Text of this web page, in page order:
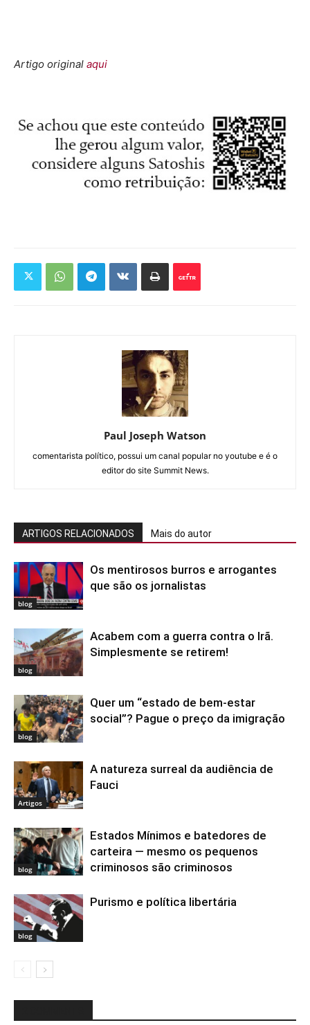
Artigo original aqui
Paul Joseph Watson
comentarista político, possui um canal popular no youtube e é o
editor do site Summit News.
ARTIGOS RELACIONADOS Mais do autor
blog
Os mentirosos burros e arrogantes
que são os jornalistas
blog
Acabem com a guerra contra o Irã.
Simplesmente se retirem!
blog
Quer um “estado de bem-estar
social”? Pague o preço da imigração
Artigos
A natureza surreal da audiência de
Fauci
blog
Estados Mínimos e batedores de
carteira — mesmo os pequenos
criminosos são criminosos
blog
Purismo e política libertária